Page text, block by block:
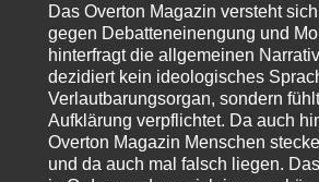
Russische Blockade des Schwarzen Meeres
"Ohne tragfähige Argumentation wirds wohl eher
„mainstraem näherbringen“…" Natürlich nicht!
Grottenolmvor 18 Stunden zu:
Die von Selenskij angeordnete 40-Tage-
Krieg weiter eskaliert
Natürlich ist Russland scheinbar zögerlich,
nur . Aber es ist vielleicht, wie…
Das Overton Magazin versteht
gegen Debatteneinengung und
hinterfragt die allgemeinen
dezidiert kein ideologisches
Verlautbarungsorgan, sondern
Aufklärung verpflichtet. Da auch
Overton Magazin Menschen
und da auch mal falsch liegen.